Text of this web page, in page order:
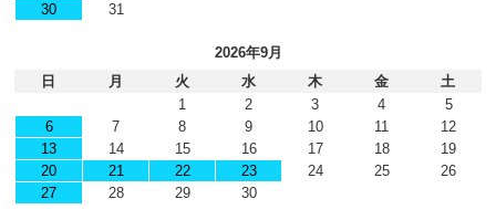
30
31
2026年9月
日
月 火 水 木 金
土
1
2 3 4
5
6
7 8 9 10 11
12
13
14 15 16 17 18
19
20
21 22 23 24 25
26
27
28 29 30